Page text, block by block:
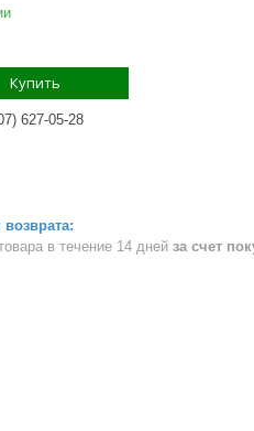
Купить
627-05-28
в течение 14 дней за счет